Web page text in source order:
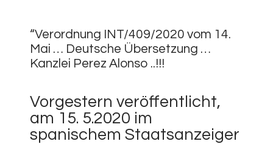
“Verordnung INT/409/2020 vom 14.
Mai … Deutsche Übersetzung …
Kanzlei Perez Alonso ..!!!
Vorgestern veröffentlicht,
am 15. 5.2020 im
spanischem Staatsanzeiger